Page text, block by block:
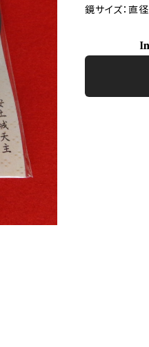
鏡サイズ：直